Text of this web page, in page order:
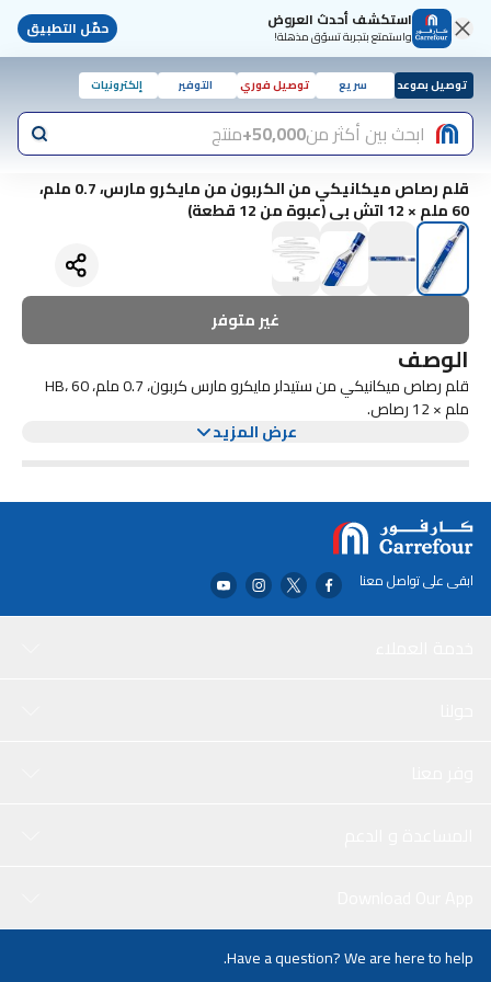
استكشف أحدث العروض
واستمتع بتجربة تسوّق مذهلة! حمّل التطبيق
توصيل بموعد سريع توصيل فوري التوفير إلكترونيات
ابحث بين أكثر من50,000+ منتج
قلم رصاص ميكانيكي من الكربون من مايكرو مارس، 0.7 ملم،
60 ملم × 12 اتش بي (عبوة من 12 قطعة)
غير متوفر
الوصف
قلم رصاص ميكانيكي من ستيدلر مايكرو مارس كربون، 0.7 ملم، HB، 60
ملم × 12 رصاص.
عرض المزيد
ابقى على تواصل معنا
Have a question? We are here to help.